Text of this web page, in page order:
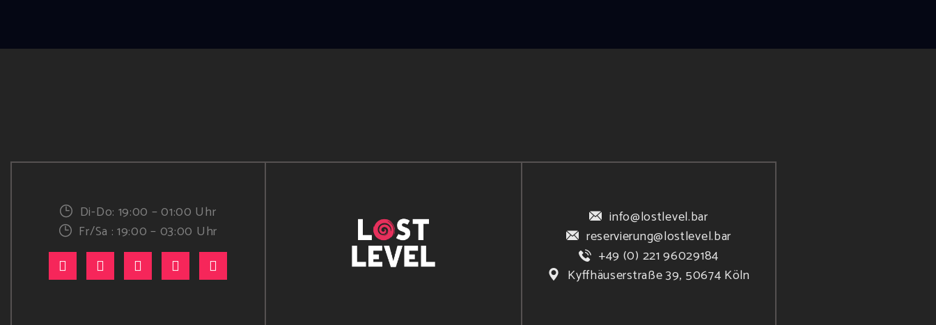
Di-Do: 19:00 – 01:00 Uhr
Fr/Sa : 19:00 – 03:00 Uhr
info@lostlevel.bar
reservierung@lostlevel.bar
+49 (0) 221 96029184
Kyffhäuserstraße 39, 50674 Köln